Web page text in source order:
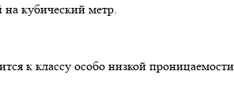
кубический метр.
к классу особо низкой